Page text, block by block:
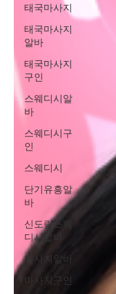
태국마사지
태국마사지
알바
태국마사지
구인
스웨디시알
바
스웨디시구
인
스웨디시
단기유흥알
바
신도림스웨
디시알바
마사지알바
마사지구인